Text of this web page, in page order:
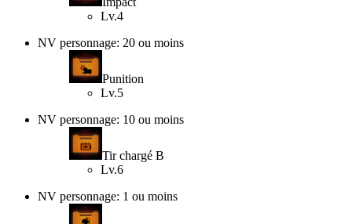
Lv.4
NV personnage: 20 ou moins
Punition
Lv.5
NV personnage: 10 ou moins
Tir chargé B
Lv.6
NV personnage: 1 ou moins